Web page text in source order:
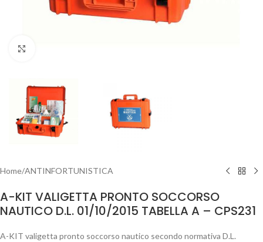
Home/ANTINFORTUNISTICA
A-KIT VALIGETTA PRONTO SOCCORSO
NAUTICO D.L. 01/10/2015 TABELLA A – CPS231
A-KIT valigetta pronto soccorso nautico secondo normativa D.L.